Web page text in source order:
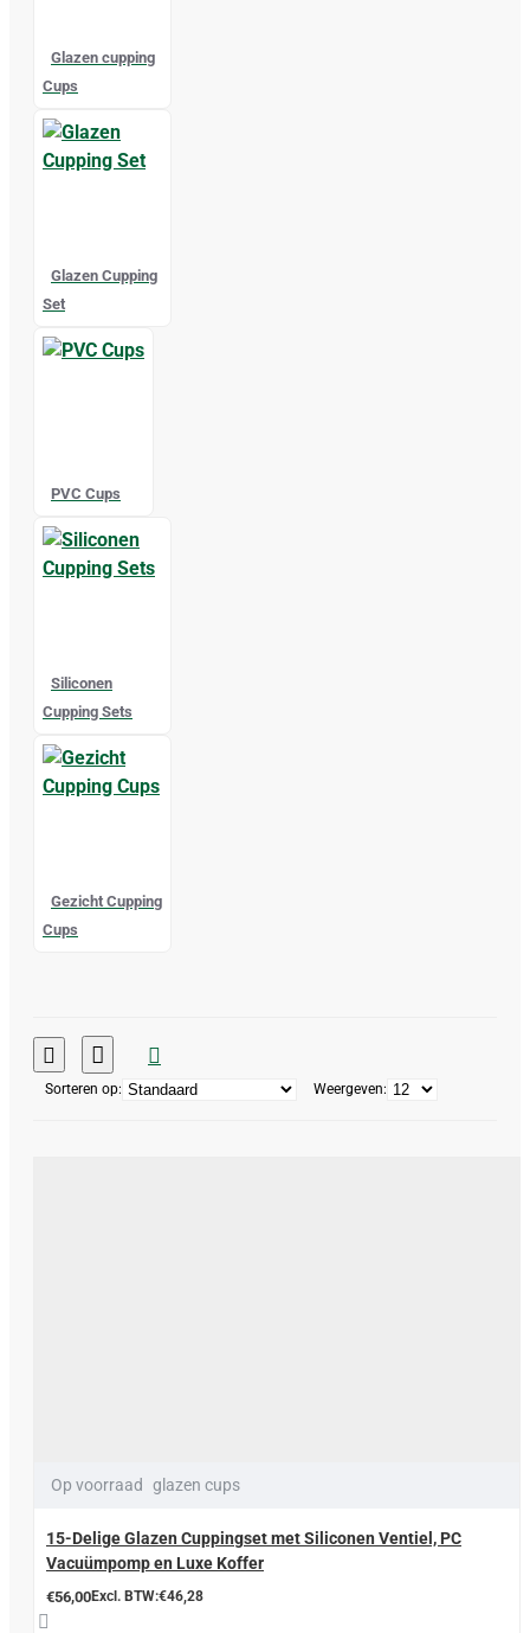
Glazen cupping
Cups
Glazen Cupping
Set
PVC Cups
Siliconen
Cupping Sets
Gezicht Cupping
Cups
Sorteren op: Weergeven:
Op voorraad glazen cups
15-Delige Glazen Cuppingset met Siliconen Ventiel, PC
Vacuümpomp en Luxe Koffer
€56,00Excl. BTW:€46,28